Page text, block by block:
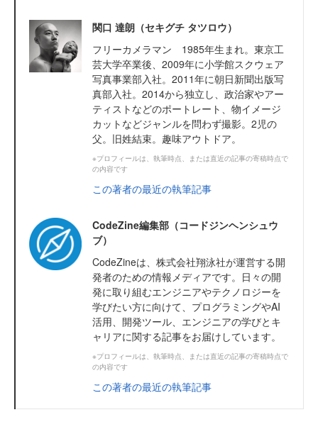
関口 達朗（セキグチ タツロウ）
フリーカメラマン 1985年生まれ。東京工
芸大学卒業後、2009年に小学館スクウェア
写真事業部入社。2011年に朝日新聞出版写
真部入社。2014から独立し、政治家やアー
ティストなどのポートレート、物イメージ
カットなどジャンルを問わず撮影。2児の
父。旧姓結束。趣味アウトドア。
※プロフィールは、執筆時点、または直近の記事の寄稿時点で
の内容です
この著者の最近の執筆記事
CodeZine編集部（コードジンヘンシュウ
ブ）
CodeZineは、株式会社翔泳社が運営する開
発者のための情報メディアです。日々の開
発に取り組むエンジニアやテクノロジーを
学びたい方に向けて、プログラミングやAI
活用、開発ツール、エンジニアの学びとキ
ャリアに関する記事をお届けしています。
※プロフィールは、執筆時点、または直近の記事の寄稿時点で
の内容です
この著者の最近の執筆記事